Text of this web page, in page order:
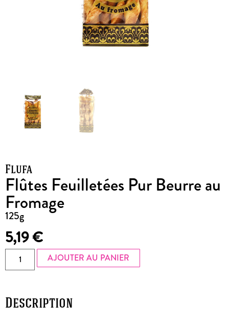
Flufa
Flûtes Feuilletées Pur Beurre au
Fromage
125g
5,19€
AJOUTER AU PANIER
Description